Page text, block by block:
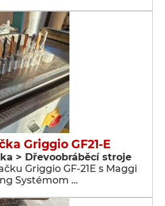
Griggio GF21-E
> Dřevoobráběcí stroje
Griggio GF-21E s Maggi
Systémom …